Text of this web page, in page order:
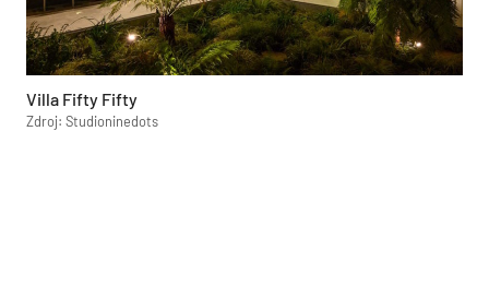
Villa Fifty Fifty
Zdroj: Studioninedots